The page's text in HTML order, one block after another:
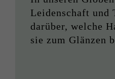
Leidenschaft und
darüber, welche
sie zum Glänzen